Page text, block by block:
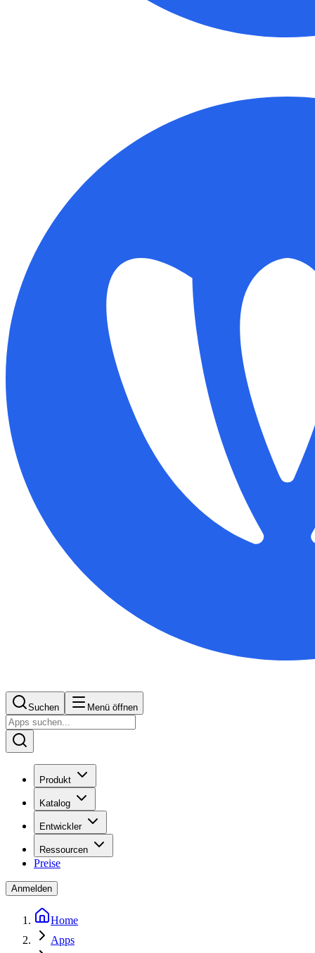
Suchen Menü öffnen
Produkt
Katalog
Entwickler
Ressourcen
Preise
Anmelden
Home
Apps